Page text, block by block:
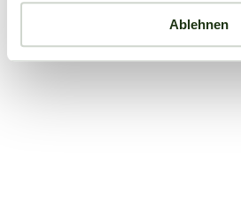
Ablehnen